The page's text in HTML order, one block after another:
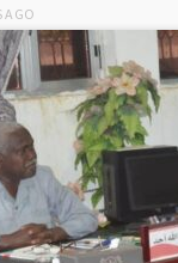
AGO